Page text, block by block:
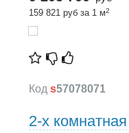
159 821 руб за 1 м2
Код s57078071
2-х